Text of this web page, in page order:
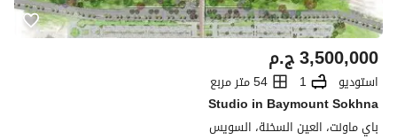
ج.م3,500,000
استوديو 1
54 متر مربع
Studio in Baymount Sokhna
باي ماونت، العين السخنة، السويس